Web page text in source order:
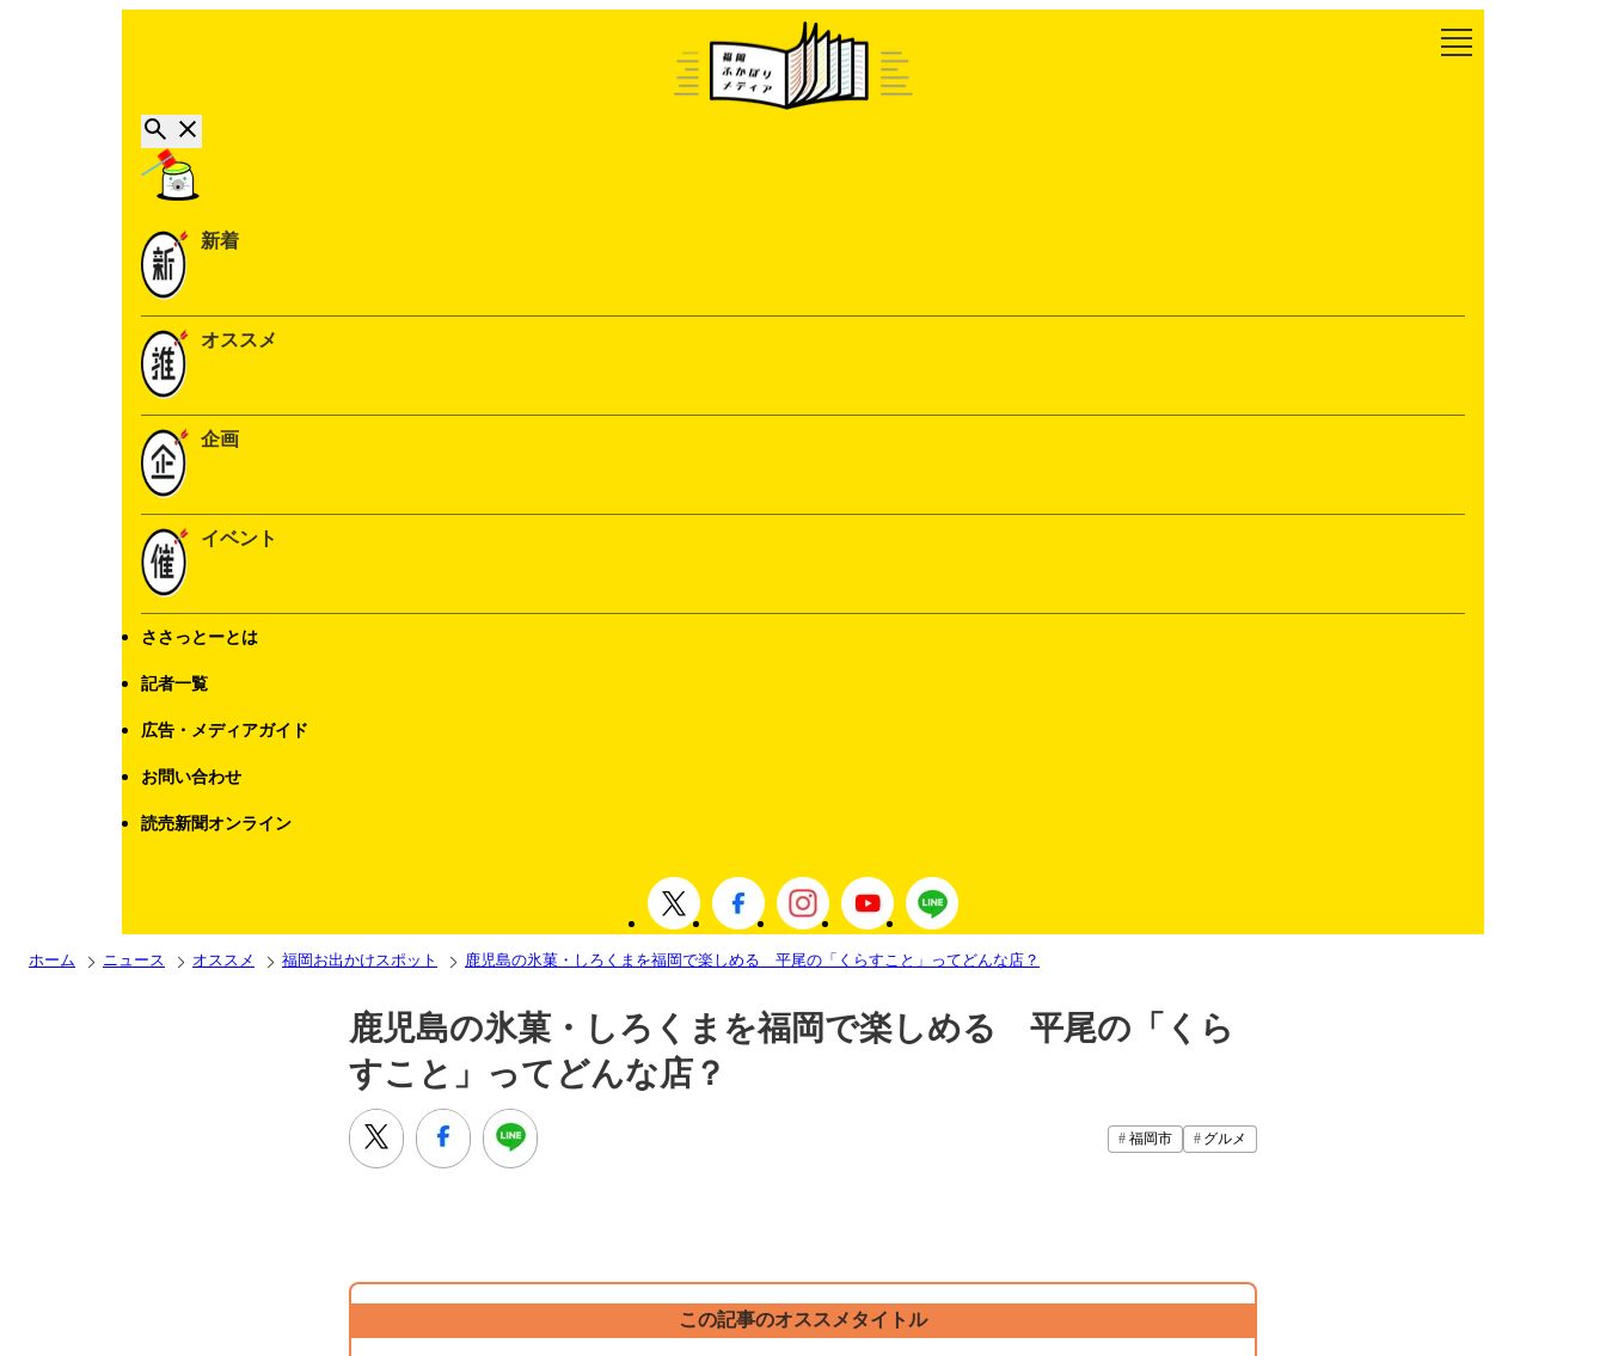
新着
オススメ
企画
イベント
ささっとーとは
記者一覧
広告・メディアガイド
お問い合わせ
読売新聞オンライン
ホーム ニュース オススメ 福岡お出かけスポット 鹿児島の氷菓・しろくまを福岡で楽しめる 平尾の「くらすこと」ってどんな店？
鹿児島の氷菓・しろくまを福岡で楽しめる 平尾の「くら
すこと」ってどんな店？
福岡市 グルメ
この記事のオススメタイトル